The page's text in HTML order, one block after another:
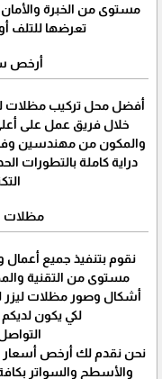
مستوى من الخبرة
تعرضها للتلف أو
أرخص
أفضل محل تركيب مظلات
خلال فريق عمل على
والمكون من مهندسين
دراية كاملة بالتطورات
مظلات
نقوم بتنفيذ جميع
مستوى من التقنية
أشكال وصور مظلات ليزر
لكي يكون
نحن نقدم لك أرخص أسعار
والأسطح والسواتر